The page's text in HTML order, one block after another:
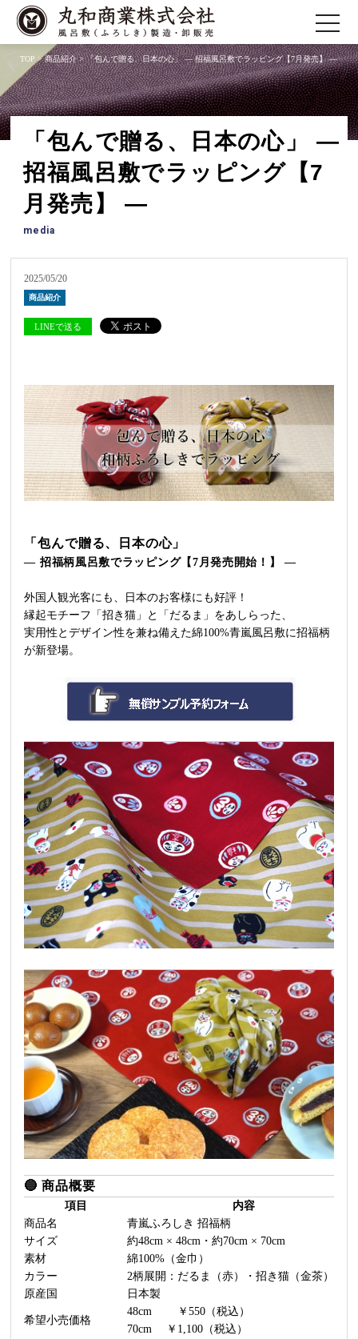
toggle
TOP >商品紹介> 「包んで贈る、日本の心」 ― 招福風呂敷でラッピング【7月発売】 ―
「包んで贈る、日本の心」 ―
招福風呂敷でラッピング【7
月発売】 ―
media
2025/05/20
商品紹介
LINEで送る
「包んで贈る、日本の心」
― 招福柄風呂敷でラッピング【7月発売開始！】 ―
外国人観光客にも、日本のお客様にも好評！
縁起モチーフ「招き猫」と「だるま」をあしらった、
実用性とデザイン性を兼ね備えた綿100%青嵐風呂敷に招福柄
が新登場。
🔵商品概要
項目
内容
商品名
青嵐ふろしき 招福柄
サイズ
約48cm × 48cm・約70cm × 70cm
素材
綿100%（金巾）
カラー
2柄展開：だるま（赤）・招き猫（金茶）
原産国
日本製
希望小売価格
48cm ￥550（税込）
70cm ￥1,100（税込）